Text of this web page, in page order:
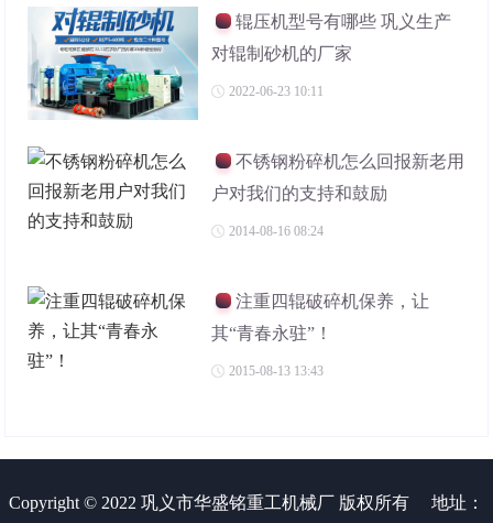
辊压机型号有哪些 巩义生产
对辊制砂机的厂家
2022-06-23 10:11
不锈钢粉碎机怎么回报新老用
户对我们的支持和鼓励
2014-08-16 08:24
注重四辊破碎机保养，让
其“青春永驻”！
2015-08-13 13:43
Copyright © 2022 巩义市华盛铭重工机械厂 版权所有 地址：